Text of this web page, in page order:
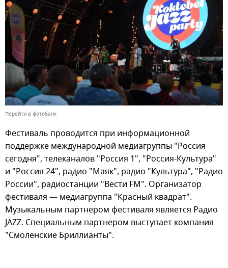
Перейти в фотобанк
Фестиваль проводится при информационной
поддержке международной медиагруппы "Россия
сегодня", телеканалов "Россия 1", "Россия-Культура"
и "Россия 24", радио "Маяк", радио "Культура", "Радио
России", радиостанции "Вести FM". Организатор
фестиваля — медиагруппа "Красный квадрат".
Музыкальным партнером фестиваля является Радио
JAZZ. Специальным партнером выступает компания
"Смоленские Бриллианты".